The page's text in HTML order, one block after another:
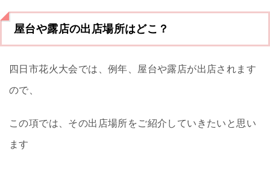
屋台や露店の出店場所はどこ？
四日市花火大会では、例年、屋台や露店が出店されます
ので、
この項では、その出店場所をご紹介していきたいと思い
ます